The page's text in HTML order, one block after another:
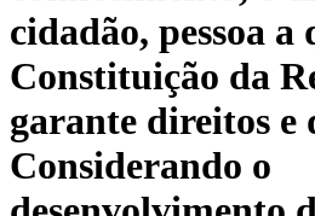
cidadão, pessoa a
Constituição da
garante direitos e
Considerando o